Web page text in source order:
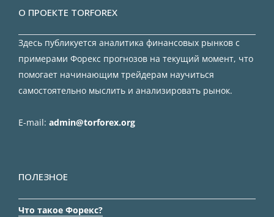
О ПРОЕКТЕ TORFOREX
Здесь публикуется аналитика финансовых рынков с
примерами Форекс прогнозов на текущий момент, что
помогает начинающим трейдерам научиться
самостоятельно мыслить и анализировать рынок.
E-mail: admin@torforex.org
ПОЛЕЗНОЕ
Что такое Форекс?